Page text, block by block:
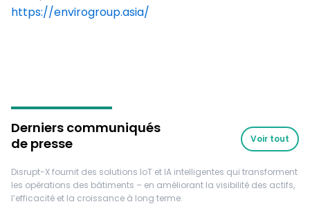
https://envirogroup.asia/
Derniers communiqués
de presse
Voir tout
Disrupt-X fournit des solutions IoT et IA intelligentes qui transforment
les opérations des bâtiments – en améliorant la visibilité des actifs,
l’efficacité et la croissance à long terme.